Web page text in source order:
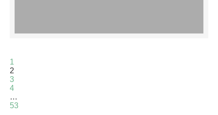
1
2
3
4
…
53